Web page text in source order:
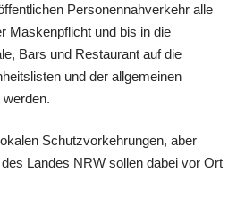
Personennahverkehr alle
Maskenpflicht und bis in die
Bars und Restaurant auf die
und der allgemeinen
Schutzvorkehrungen, aber
Landes NRW sollen dabei vor Ort